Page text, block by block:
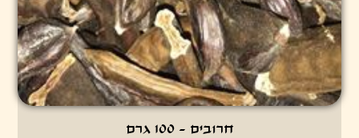
חרובים - 100 גרם